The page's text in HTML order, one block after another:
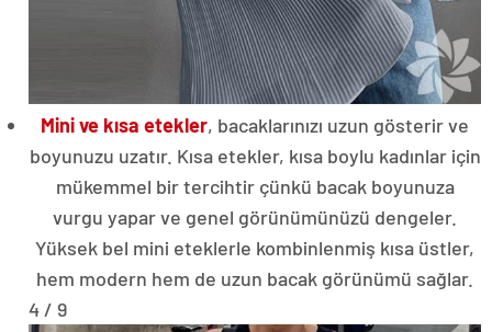
Mini ve kısa etekler, bacaklarınızı uzun gösterir ve
boyunuzu uzatır. Kısa etekler, kısa boylu kadınlar için
mükemmel bir tercihtir çünkü bacak boyunuza
vurgu yapar ve genel görünümünüzü dengeler.
Yüksek bel mini eteklerle kombinlenmiş kısa üstler,
hem modern hem de uzun bacak görünümü sağlar.
4 / 9